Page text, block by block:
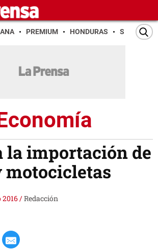
PREMIUM HONDURAS SAN PEDRO
la importación de
motocicletas
/Redacción